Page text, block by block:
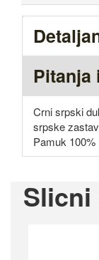
Pitanja
Crni srpski
srpske
Pamuk 100%